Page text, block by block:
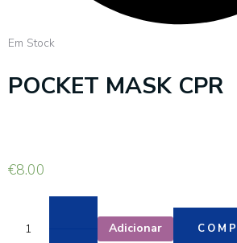
Em Stock
POCKET MASK CPR
€8.00
Adicionar